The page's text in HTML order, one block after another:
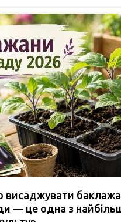
висаджувати
— це одна з